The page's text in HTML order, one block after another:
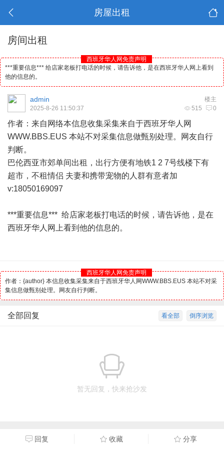
房屋出租
房间出租
西班牙华人网免责声明
***重要信息*** 给店家老板打电话的时候，请告诉他，是在西班牙华人网上看到
他的信息的。
楼主
admin
515 0
2025-8-26 11:50:37
作者：来自网络本信息收集采集来自于西班牙华人 网
WWW.BBS.EUS 本站不对采集信息做甄别处理。网友自行
判断。
巴伦西亚市郊单间出租，出行方便有地铁1 2 7号线楼下有
超市，不租情侣 夫妻和携带宠物的人群有意者加
v:18050169097
***重要信息*** 给店家老板打电话的时候，请告诉他，是在
西班牙华人网上看到他的信息的。
西班牙华人网免责声明
作者：{author} 本信息收集采集来自于西班牙华人网WWW.BBS.EUS 本站不对采
集信息做甄别处理。网友自行判断。
倒序浏览
看全部
全部回复
暂无回复，快来抢沙发
回复 收藏 分享